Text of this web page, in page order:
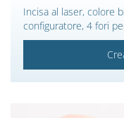
Incisa al laser, colore
configuratore, 4 fori